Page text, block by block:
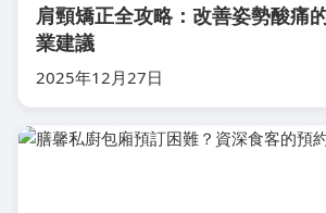
肩頸矯正全攻略：改善姿勢酸痛
業建議
2025年12月27日